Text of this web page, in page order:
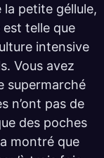
petite géllule,
est telle que
intensive
Vous avez
supermarché
n’ont pas de
des poches
montré que